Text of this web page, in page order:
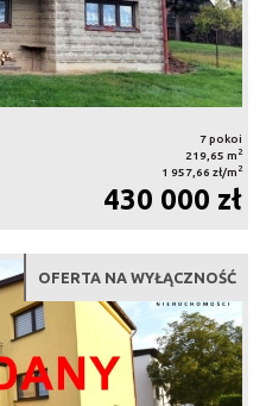
7 pokoi
219,65 m 2
1 957,66 zł/m 2
430 000 zł
OFERTA NA WYŁĄCZNOŚĆ